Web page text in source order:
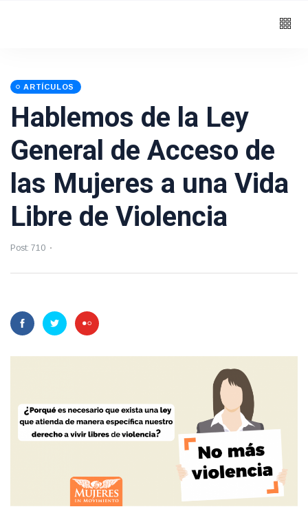
ARTÍCULOS
Hablemos de la Ley
General de Acceso de
las Mujeres a una Vida
Libre de Violencia
Post: 710